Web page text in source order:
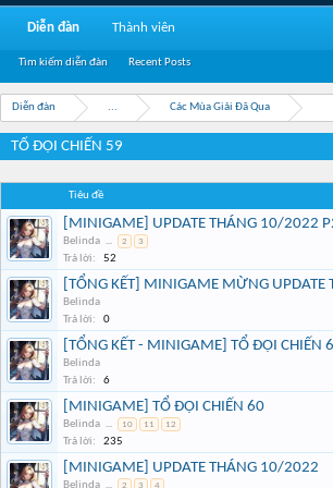
Diễn đàn ... Các Mùa Giải Đã Qua
TỔ ĐỘI CHIẾN 59
Tiêu đề
[MINIGAME] UPDATE THÁNG 10/2022
Belinda ... 2 3
Trả lời: 52
[TỔNG KẾT] MINIGAME MỪNG
Belinda
Trả lời:
0
[TỔNG KẾT - MINIGAME] TỔ ĐỘI CHIẾN
Belinda
Trả lời:
6
[MINIGAME] TỔ ĐỘI CHIẾN 60
Belinda ... 10 11 12
Trả lời: 235
[MINIGAME] UPDATE THÁNG 10/2022
Belinda ... 2 3 4
Diễn đàn
Tìm kiếm diễn đàn Recent Posts
Thành viên